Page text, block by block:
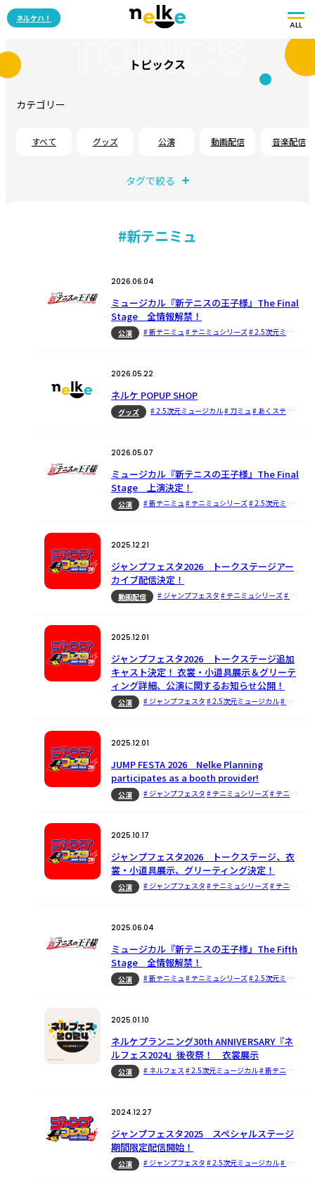
ネルケハ！
ALL
TOPICS
トピックス
カテゴリー
すべて グッズ 公演 動画配信 音楽配信
タグで絞る
#新テニミュ
2026.06.04
ミュージカル『新テニスの王子様』The Final
Stage 全情報解禁！
公演 # 新テニミュ # テニミュシリーズ# 2.5次元ミュージカル
2026.05.22
ネルケ POPUP SHOP
グッズ # 2.5次元ミュージカル# 刀ミュ # あくステ # 鉄ミュ
2026.05.07
ミュージカル『新テニスの王子様』The Final
Stage 上演決定！
公演 # 新テニミュ # テニミュシリーズ# 2.5次元ミュージカル
2025.12.21
ジャンプフェスタ2026 トークステージアー
カイブ配信決定！
動画配信 # ジャンプフェスタ # テニミュシリーズ# テニミュ
2025.12.01
ジャンプフェスタ2026 トークステージ追加
キャスト決定！ 衣裳・小道具展示＆グリーテ
ィング詳細、公演に関するお知らせ公開！
公演 # ジャンプフェスタ # 2.5次元ミュージカル# テニミュシリーズ
2025.12.01
JUMP FESTA 2026 Nelke Planning
participates as a booth provider!
公演 # ジャンプフェスタ # テニミュシリーズ# テニミュ
2025.10.17
ジャンプフェスタ2026 トークステージ、衣
裳・小道具展示、グリーティング決定！
公演 # ジャンプフェスタ # テニミュシリーズ# テニミュ
2025.06.04
ミュージカル『新テニスの王子様』The Fifth
Stage 全情報解禁！
公演 # 新テニミュ # テニミュシリーズ# 2.5次元ミュージカル
2025.01.10
ネルケプランニング30th ANNIVERSARY『ネ
ルフェス2024』後夜祭！ 衣裳展示
公演 # ネルフェス # 2.5次元ミュージカル# 新テニミュ
2024.12.27
ジャンプフェスタ2025 スペシャルステージ
期間限定配信開始！
公演 # ジャンプフェスタ # 2.5次元ミュージカル# テニミュ